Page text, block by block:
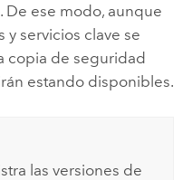
ese modo, aunque
servicios clave se
copia de seguridad
estando disponibles.
las versiones de